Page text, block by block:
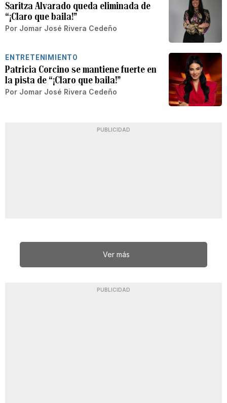
Saritza Alvarado queda eliminada de
“¡Claro que baila!”
Por Jomar José Rivera Cedeño
ENTRETENIMIENTO
Patricia Corcino se mantiene fuerte en
la pista de “¡Claro que baila!”
Por Jomar José Rivera Cedeño
PUBLICIDAD
Ver más
PUBLICIDAD